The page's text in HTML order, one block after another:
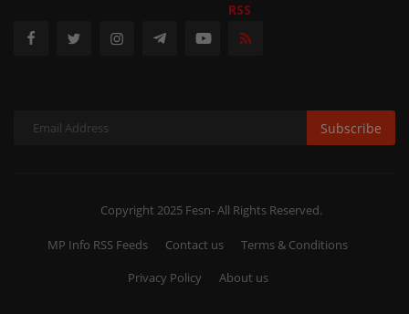
RSS
Subscribe
Copyright 2025 Fesn- All Rights Reserved.
MP Info RSS Feeds Contact us
Terms & Conditions
Privacy Policy
About us